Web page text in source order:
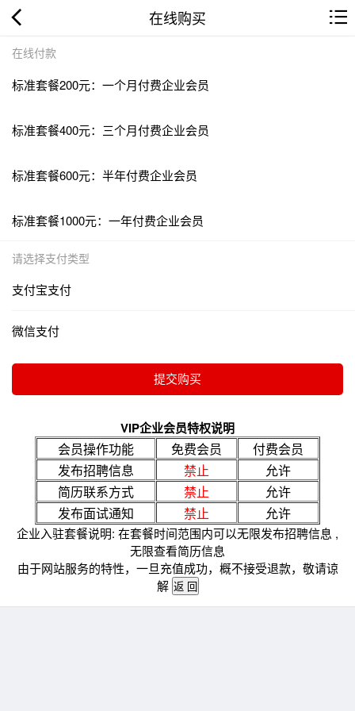
在线购买
在线付款
标准套餐200元：一个月付费企业会员
标准套餐400元：三个月付费企业会员
标准套餐600元：半年付费企业会员
标准套餐1000元：一年付费企业会员
请选择支付类型
支付宝支付
微信支付
VIP企业会员特权说明
会员操作功能 免费会员
付费会员
发布招聘信息
禁止
允许
简历联系方式
禁止
允许
发布面试通知
禁止 允许
企业入驻套餐说明: 在套餐时间范围内可以无限发布招聘信息 ,
无限查看简历信息
由于网站服务的特性，一旦充值成功，概不接受退款，敬请谅
解